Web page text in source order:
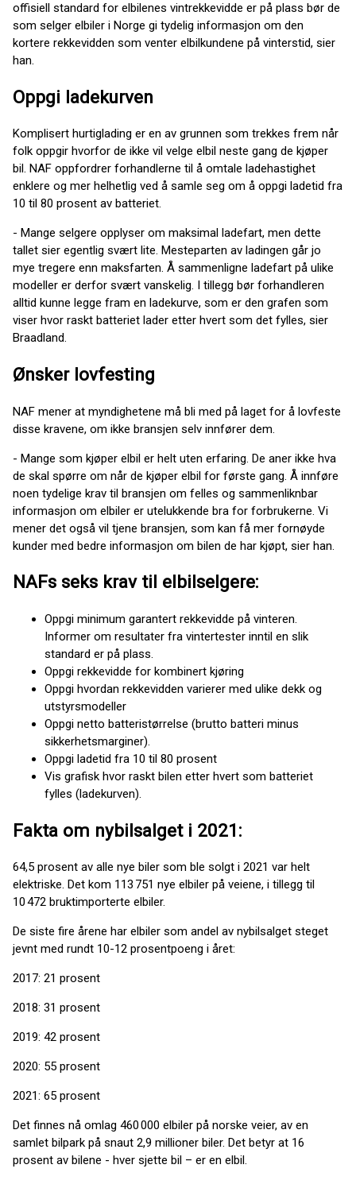
offisiell standard for elbilenes vintrekkevidde er på plass bør de
som selger elbiler i Norge gi tydelig informasjon om den
kortere rekkevidden som venter elbilkundene på vinterstid, sier
han.
Oppgi ladekurven
Komplisert hurtiglading er en av grunnen som trekkes frem når
folk oppgir hvorfor de ikke vil velge elbil neste gang de kjøper
bil. NAF oppfordrer forhandlerne til å omtale ladehastighet
enklere og mer helhetlig ved å samle seg om å oppgi ladetid fra
10 til 80 prosent av batteriet.
- Mange selgere opplyser om maksimal ladefart, men dette
tallet sier egentlig svært lite. Mesteparten av ladingen går jo
mye tregere enn maksfarten. Å sammenligne ladefart på ulike
modeller er derfor svært vanskelig. I tillegg bør forhandleren
alltid kunne legge fram en ladekurve, som er den grafen som
viser hvor raskt batteriet lader etter hvert som det fylles, sier
Braadland.
Ønsker lovfesting
NAF mener at myndighetene må bli med på laget for å lovfeste
disse kravene, om ikke bransjen selv innfører dem.
- Mange som kjøper elbil er helt uten erfaring. De aner ikke hva
de skal spørre om når de kjøper elbil for første gang. Å innføre
noen tydelige krav til bransjen om felles og sammenliknbar
informasjon om elbiler er utelukkende bra for forbrukerne. Vi
mener det også vil tjene bransjen, som kan få mer fornøyde
kunder med bedre informasjon om bilen de har kjøpt, sier han.
NAFs seks krav til elbilselgere:
Oppgi minimum garantert rekkevidde på vinteren.
Informer om resultater fra vintertester inntil en slik
standard er på plass.
Oppgi rekkevidde for kombinert kjøring
Oppgi hvordan rekkevidden varierer med ulike dekk og
utstyrsmodeller
Oppgi netto batteristørrelse (brutto batteri minus
sikkerhetsmarginer).
Oppgi ladetid fra 10 til 80 prosent
Vis grafisk hvor raskt bilen etter hvert som batteriet
fylles (ladekurven).
Fakta om nybilsalget i 2021:
64,5 prosent av alle nye biler som ble solgt i 2021 var helt
elektriske. Det kom 113 751 nye elbiler på veiene, i tillegg til
10 472 bruktimporterte elbiler.
De siste fire årene har elbiler som andel av nybilsalget steget
jevnt med rundt 10-12 prosentpoeng i året:
2017: 21 prosent
2018: 31 prosent
2019: 42 prosent
2020: 55 prosent
2021: 65 prosent
Det finnes nå omlag 460 000 elbiler på norske veier, av en
samlet bilpark på snaut 2,9 millioner biler. Det betyr at 16
prosent av bilene - hver sjette bil – er en elbil.